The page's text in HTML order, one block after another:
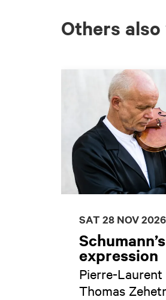
Others
expression
Pierre-
Thomas
SAT 28 NOV 2026